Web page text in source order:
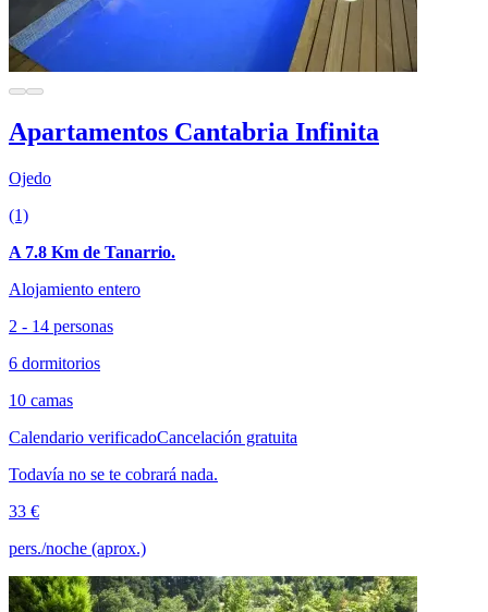
Apartamentos Cantabria Infinita
Ojedo
(1)
A 7.8 Km de Tanarrio.
Alojamiento entero
2 - 14 personas
6 dormitorios
10 camas
Calendario verificadoCancelación gratuita
Todavía no se te cobrará nada.
33 €
pers./noche (aprox.)